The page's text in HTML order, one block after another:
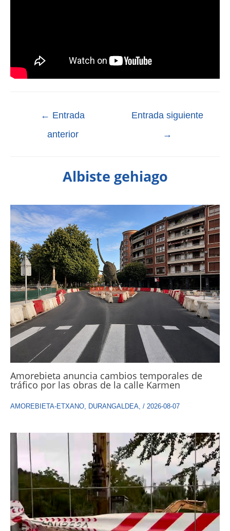
← Entrada
anterior
Entrada siguiente
→
Albiste gehiago
Amorebieta anuncia cambios temporales de
tráfico por las obras de la calle Karmen
AMOREBIETA-ETXANO, DURANGALDEA, / 2026-08-07